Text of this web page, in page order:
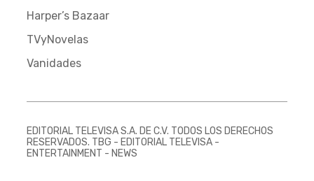
Harper’s Bazaar
TVyNovelas
Vanidades
EDITORIAL TELEVISA S.A. DE C.V. TODOS LOS DERECHOS
RESERVADOS. TBG - EDITORIAL TELEVISA -
ENTERTAINMENT - NEWS